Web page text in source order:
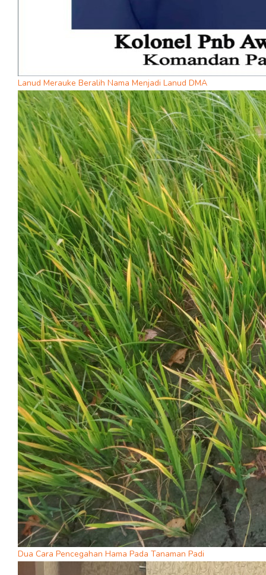
Lanud Merauke Beralih Nama Menjadi Lanud DMA
Dua Cara Pencegahan Hama Pada Tanaman Padi